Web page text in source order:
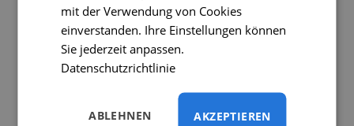
mit der Verwendung von Cookies
einverstanden. Ihre Einstellungen können
Sie jederzeit anpassen.
Datenschutzrichtlinie
AKZEPTIEREN
ABLEHNEN